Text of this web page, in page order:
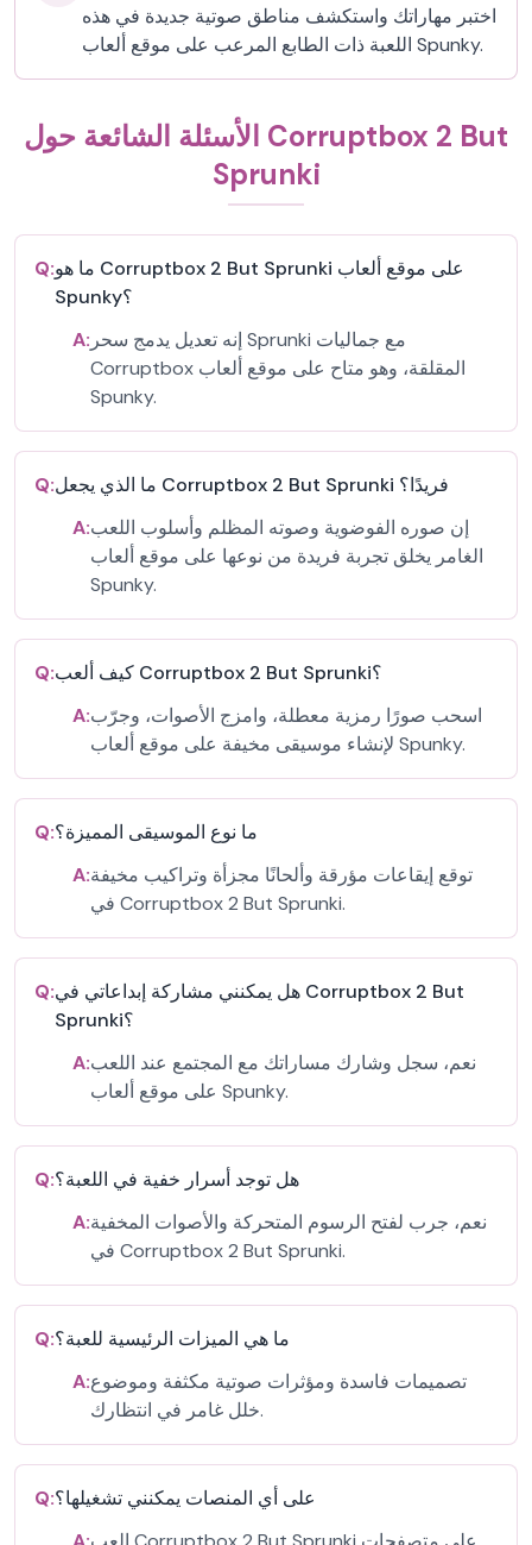
اختبر مهاراتك واستكشف مناطق صوتية جديدة في هذه
اللعبة ذات الطابع المرعب على موقع ألعاب Spunky.
الأسئلة الشائعة حول Corruptbox 2 But
Sprunki
Q:ما هو Corruptbox 2 But Sprunki على موقع ألعاب
Spunky؟
A: إنه تعديل يدمج سحر Sprunki مع جماليات
Corruptbox المقلقة، وهو متاح على موقع ألعاب
Spunky.
Q:
ما الذي يجعل Corruptbox 2 But Sprunki فريدًا؟
A:إن صوره الفوضوية وصوته المظلم وأسلوب اللعب
الغامر يخلق تجربة فريدة من نوعها على موقع ألعاب
Spunky.
Q:
كيف ألعب Corruptbox 2 But Sprunki؟
A:اسحب صورًا رمزية معطلة، وامزج الأصوات، وجرّب
لإنشاء موسيقى مخيفة على موقع ألعاب Spunky.
Q:ما نوع الموسيقى المميزة؟
A:توقع إيقاعات مؤرقة وألحانًا مجزأة وتراكيب مخيفة
في Corruptbox 2 But Sprunki.
Q:هل يمكنني مشاركة إبداعاتي في Corruptbox 2 But
Sprunki؟
A:نعم، سجل وشارك مساراتك مع المجتمع عند اللعب
على موقع ألعاب Spunky.
Q:هل توجد أسرار خفية في اللعبة؟
A:نعم، جرب لفتح الرسوم المتحركة والأصوات المخفية
في Corruptbox 2 But Sprunki.
Q:ما هي الميزات الرئيسية للعبة؟
A:تصميمات فاسدة ومؤثرات صوتية مكثفة وموضوع
خلل غامر في انتظارك.
Q:على أي المنصات يمكنني تشغيلها؟